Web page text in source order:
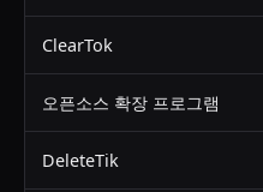
ClearTok
오픈소스 확장 프로그램
DeleteTik